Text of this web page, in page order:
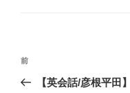
投
前
の
前
【英会話/彦根平田